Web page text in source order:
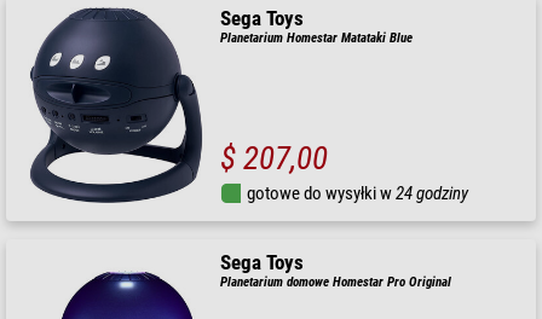
Sega Toys
Planetarium Homestar Matataki Blue
$ 207,00
gotowe do wysyłki w24 godziny
Sega Toys
Planetarium domowe Homestar Pro Original